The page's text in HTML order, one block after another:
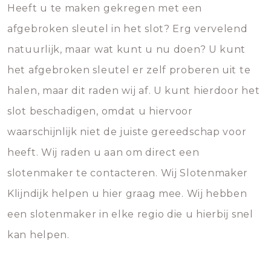
Heeft u te maken gekregen met een
afgebroken sleutel in het slot? Erg vervelend
natuurlijk, maar wat kunt u nu doen? U kunt
het afgebroken sleutel er zelf proberen uit te
halen, maar dit raden wij af. U kunt hierdoor het
slot beschadigen, omdat u hiervoor
waarschijnlijk niet de juiste gereedschap voor
heeft. Wij raden u aan om direct een
slotenmaker te contacteren. Wij Slotenmaker
Klijndijk helpen u hier graag mee. Wij hebben
een slotenmaker in elke regio die u hierbij snel
kan helpen.